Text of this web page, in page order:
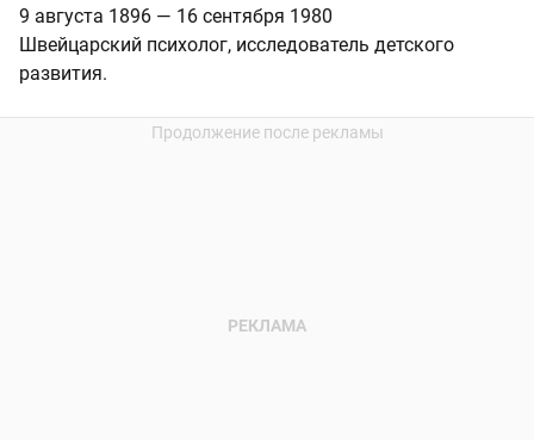
9 августа 1896 — 16 сентября 1980
Швейцарский психолог, исследователь детского
развития.